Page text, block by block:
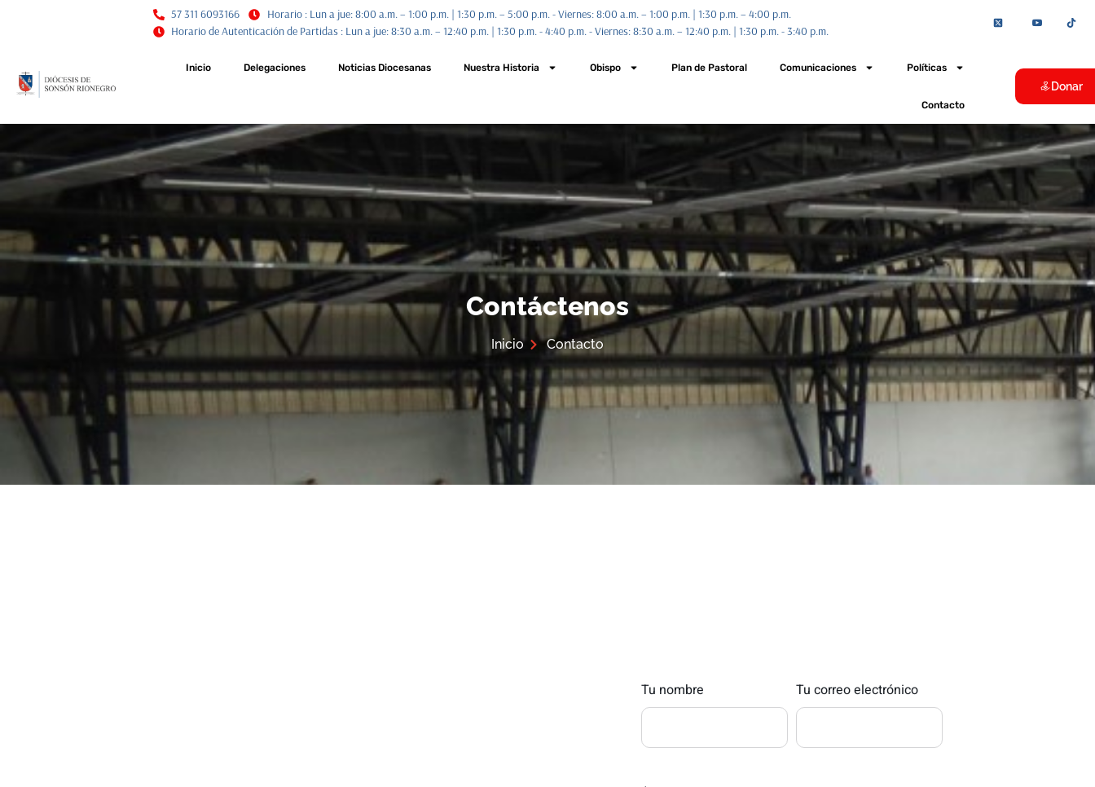
57 311 6093166
Horario : Lun a jue: 8:00 a.m. – 1:00 p.m. | 1:30 p.m. – 5:00 p.m. - Viernes: 8:00 a.m. – 1:00 p.m. | 1:30 p.m. – 4:00 p.m.
Horario de Autenticación de Partidas : Lun a jue: 8:30 a.m. – 12:40 p.m. | 1:30 p.m. - 4:40 p.m. - Viernes: 8:30 a.m. – 12:40 p.m. | 1:30 p.m. - 3:40 p.m.
Inicio Delegaciones Noticias Diocesanas Nuestra Historia Obispo Plan de Pastoral Comunicaciones Políticas
Contacto
Donar
Contáctenos
Inicio Contacto
Tu nombre Tu correo electrónico